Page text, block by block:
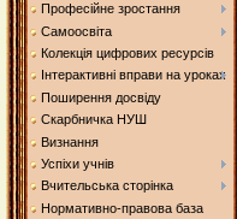
Професійне зростання
Самоосвіта
Колекція цифрових ресурсів
Інтерактивні вправи на уроках
Поширення досвіду
Скарбничка НУШ
Визнання
Успіхи учнів
Вчительська сторінка
Нормативно-правова база